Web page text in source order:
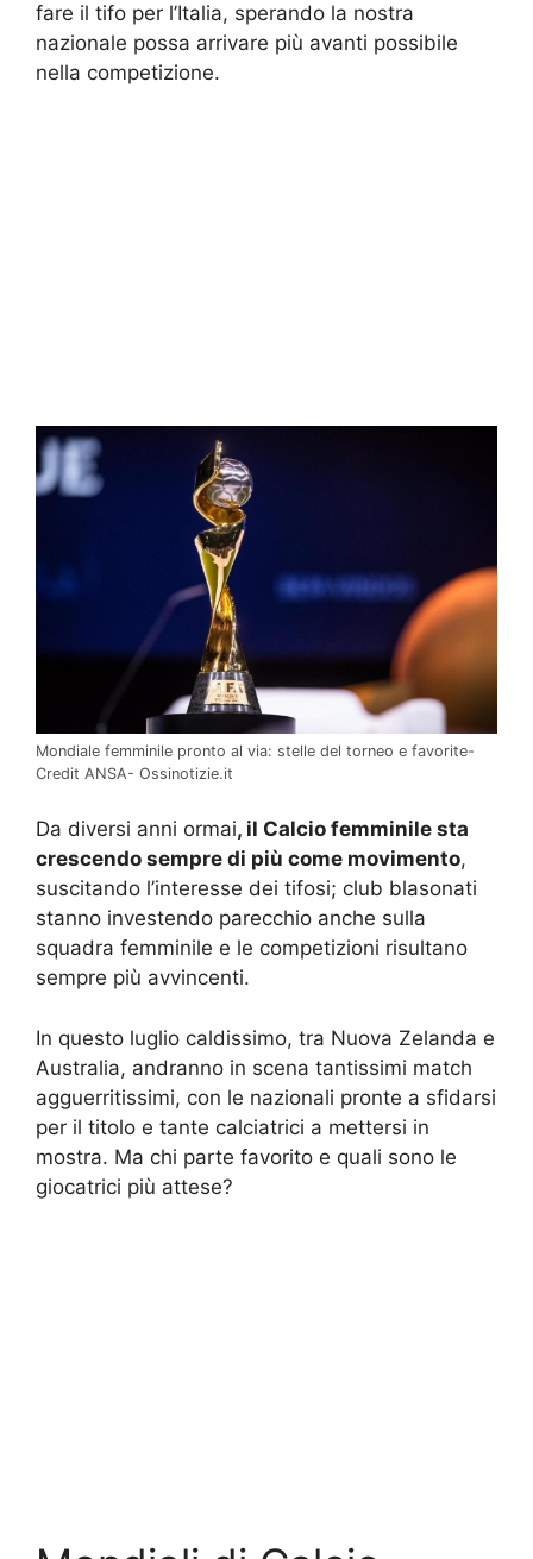
fare il tifo per l’Italia, sperando la nostra
nazionale possa arrivare più avanti possibile
nella competizione.
Mondiale femminile pronto al via: stelle del torneo e favorite-
Credit ANSA- Ossinotizie.it
Da diversi anni ormai, il Calcio femminile sta
crescendo sempre di più come movimento,
suscitando l’interesse dei tifosi; club blasonati
stanno investendo parecchio anche sulla
squadra femminile e le competizioni risultano
sempre più avvincenti.
In questo luglio caldissimo, tra Nuova Zelanda e
Australia, andranno in scena tantissimi match
agguerritissimi, con le nazionali pronte a sfidarsi
per il titolo e tante calciatrici a mettersi in
mostra. Ma chi parte favorito e quali sono le
giocatrici più attese?